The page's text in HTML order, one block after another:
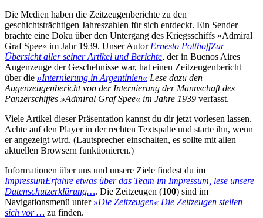
Die Medien haben die Zeitzeugenberichte zu den
geschichtsträchtigen Jahreszahlen für sich entdeckt. Ein Sender
brachte eine Doku über den Untergang des Kriegsschiffs »Admiral
Graf Spee« im Jahr 1939. Unser Autor Ernesto PotthoffZur
Übersicht aller seiner Artikel und Berichte, der in Buenos Aires
Augenzeuge der Geschehnisse war, hat einen Zeitzeugenbericht
über die »Internierung in Argentinien« Lese dazu den
Augenzeugenbericht von der Internierung der Mannschaft des
Panzerschiffes »Admiral Graf Spee« im Jahre 1939 verfasst.
Viele Artikel dieser Präsentation kannst du dir jetzt vorlesen lassen.
Achte auf den Player in der rechten Textspalte und starte ihn, wenn
er angezeigt wird. (Lautsprecher einschalten, es sollte mit allen
aktuellen Browsern funktionieren.)
Informationen über uns und unsere Ziele findest du im
ImpressumErfahre etwas über das Team im Impressum, lese unsere
Datenschutzerklärung…. Die Zeitzeugen (100) sind im
Navigationsmenü unter »Die Zeitzeugen« Die Zeitzeugen stellen
sich vor … zu finden.